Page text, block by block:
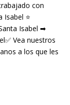
con
⭐
Isabel ➡
Vea nuestros
a los que les